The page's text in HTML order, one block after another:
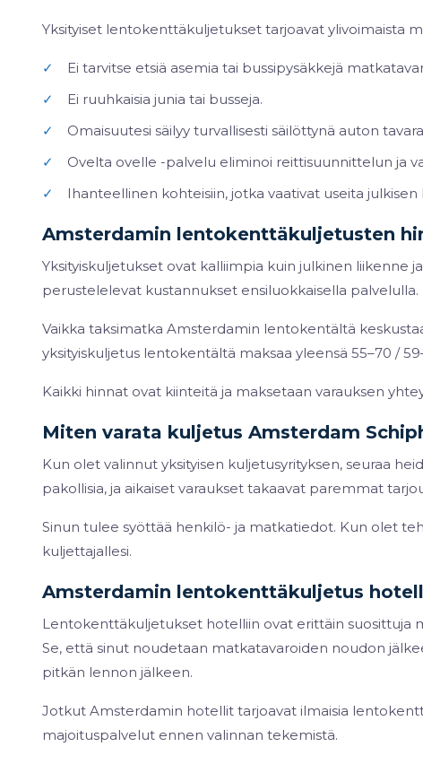
Yksityiset lentokenttäkuljetukset tarjoavat ylivoimaista
✓
Ei tarvitse etsiä asemia tai bussipysäkkejä
✓
Ei ruuhkaisia junia tai busseja.
✓
Omaisuutesi säilyy turvallisesti säilöttynä auton
✓
Ovelta ovelle -palvelu eliminoi reittisuunnittelun ja
✓
Ihanteellinen kohteisiin, jotka vaativat useita
Amsterdamin lentokenttäkuljetusten
Yksityiskuljetukset ovat kalliimpia kuin julkinen liikenne
perustelelevat kustannukset ensiluokkaisella palvelulla.
Vaikka taksimatka Amsterdamin lentokentältä
yksityiskuljetus lentokentältä maksaa yleensä 55–70 /
Kaikki hinnat ovat kiinteitä ja maksetaan varauksen
Miten varata kuljetus Amsterdam
Kun olet valinnut yksityisen kuljetusyrityksen, seuraa
pakollisia, ja aikaiset varaukset takaavat paremmat
Sinun tulee syöttää henkilö- ja matkatiedot. Kun olet
kuljettajallesi.
Amsterdamin lentokenttäkuljetus
Lentokenttäkuljetukset hotelliin ovat erittäin suosittuja
Se, että sinut noudetaan matkatavaroiden noudon
pitkän lennon jälkeen.
Jotkut Amsterdamin hotellit tarjoavat ilmaisia
majoituspalvelut ennen valinnan tekemistä.